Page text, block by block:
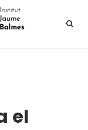
el